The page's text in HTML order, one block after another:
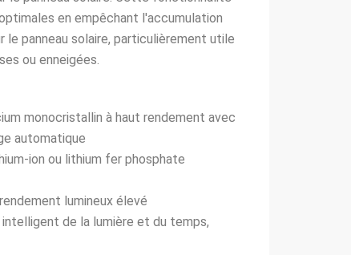
en empêchant l'accumulation
le panneau solaire, particulièrement utile
ou enneigées.
monocristallin à haut rendement avec
automatique
ion ou lithium fer phosphate
lumineux élevé
de la lumière et du temps,